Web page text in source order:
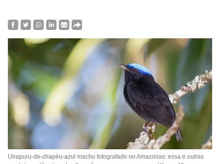
Uirapuru-de-chapéu-azul macho fotografado no Amazonas: essa e outras